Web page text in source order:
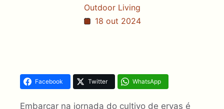
Outdoor Living
18 out 2024
Facebook Twitter WhatsApp
Embarcar na jornada do cultivo de ervas é